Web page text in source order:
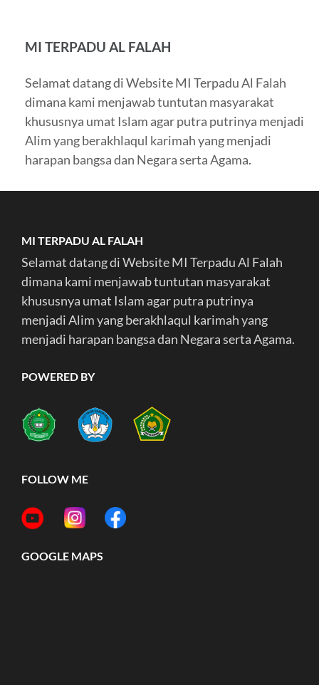
MI TERPADU AL FALAH
Selamat datang di Website MI Terpadu Al Falah
dimana kami menjawab tuntutan masyarakat
khususnya umat Islam agar putra putrinya menjadi
Alim yang berakhlaqul karimah yang menjadi
harapan bangsa dan Negara serta Agama.
MI TERPADU AL FALAH
Selamat datang di Website MI Terpadu Al Falah
dimana kami menjawab tuntutan masyarakat
khususnya umat Islam agar putra putrinya
menjadi Alim yang berakhlaqul karimah yang
menjadi harapan bangsa dan Negara serta Agama.
POWERED BY
FOLLOW ME
GOOGLE MAPS